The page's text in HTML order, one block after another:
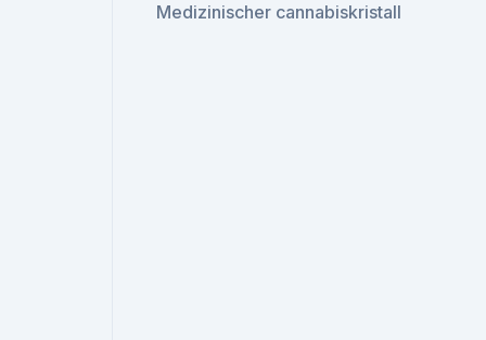
Medizinischer cannabiskristall